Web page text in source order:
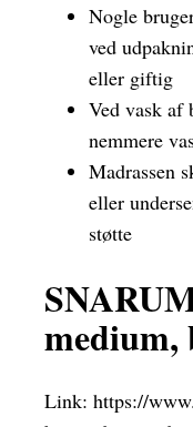
Nogle
ved
eller giftig
Ved vask af
nemmere
Madrassen
eller
støtte
medium,
Link: https://